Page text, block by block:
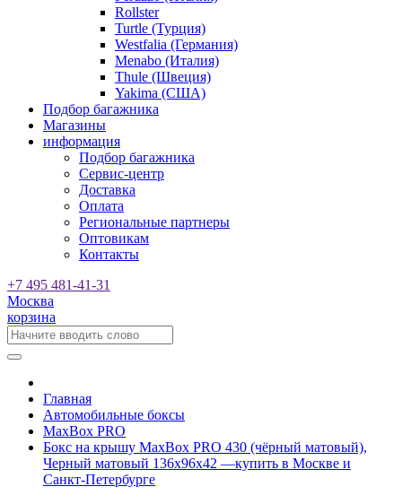
Rollster
Turtle (Турция)
Westfalia (Германия)
Menabo (Италия)
Thule (Швеция)
Yakima (США)
Подбор багажника
Магазины
информация
Подбор багажника
Сервис-центр
Доставка
Оплата
Региональные партнеры
Оптовикам
Контакты
+7 495 481-41-31
Москва
корзина
Главная
Автомобильные боксы
MaxBox PRO
Бокс на крышу MaxBox PRO 430 (чёрный матовый),
Черный матовый 136x96x42 —купить в Москве и
Санкт-Петербурге